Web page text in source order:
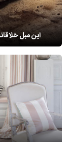
این مبل